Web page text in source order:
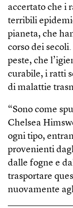
accertato che i
terribili
pianeta, che
corso dei
peste, che
curabile, i ratti
di malattie
“Sono come
Chelsea
ogni tipo,
provenienti
dalle fogne e
trasportare
nuovamente